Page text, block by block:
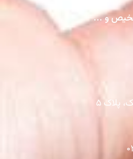
و ...
پلاک ۵